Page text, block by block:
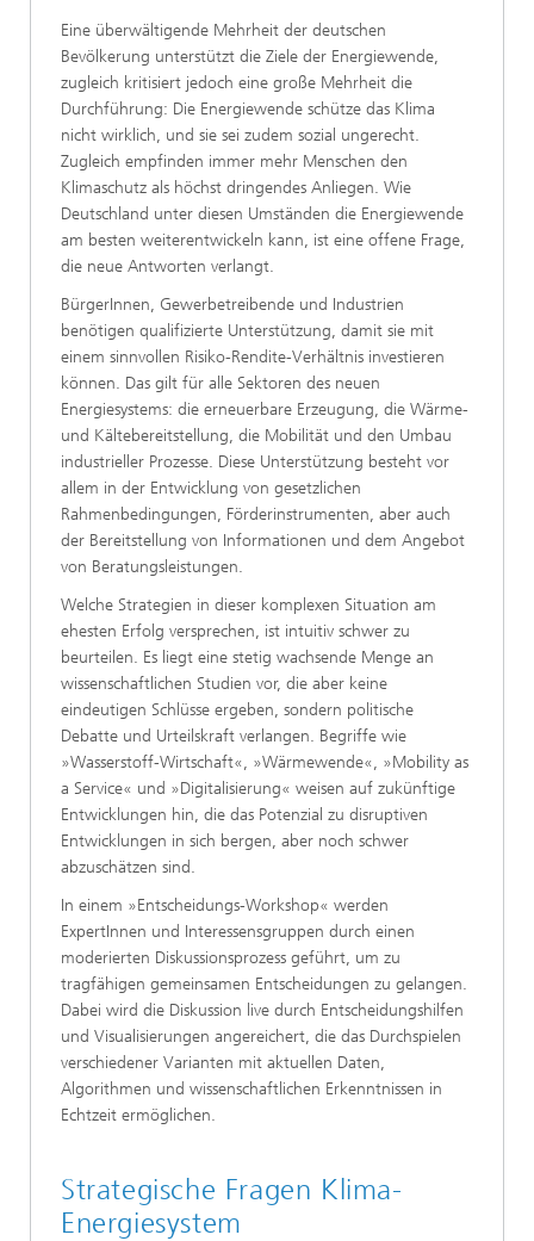
Eine überwältigende Mehrheit der deutschen
Bevölkerung unterstützt die Ziele der Energiewende,
zugleich kritisiert jedoch eine große Mehrheit die
Durchführung: Die Energiewende schütze das Klima
nicht wirklich, und sie sei zudem sozial ungerecht.
Zugleich empfinden immer mehr Menschen den
Klimaschutz als höchst dringendes Anliegen. Wie
Deutschland unter diesen Umständen die Energiewende
am besten weiterentwickeln kann, ist eine offene Frage,
die neue Antworten verlangt.
BürgerInnen, Gewerbetreibende und Industrien
benötigen qualifizierte Unterstützung, damit sie mit
einem sinnvollen Risiko-Rendite-Verhältnis investieren
können. Das gilt für alle Sektoren des neuen
Energiesystems: die erneuerbare Erzeugung, die Wärme-
und Kältebereitstellung, die Mobilität und den Umbau
industrieller Prozesse. Diese Unterstützung besteht vor
allem in der Entwicklung von gesetzlichen
Rahmenbedingungen, Förderinstrumenten, aber auch
der Bereitstellung von Informationen und dem Angebot
von Beratungsleistungen.
Welche Strategien in dieser komplexen Situation am
ehesten Erfolg versprechen, ist intuitiv schwer zu
beurteilen. Es liegt eine stetig wachsende Menge an
wissenschaftlichen Studien vor, die aber keine
eindeutigen Schlüsse ergeben, sondern politische
Debatte und Urteilskraft verlangen. Begriffe wie
»Wasserstoff-Wirtschaft«, »Wärmewende«, »Mobility as
a Service« und »Digitalisierung« weisen auf zukünftige
Entwicklungen hin, die das Potenzial zu disruptiven
Entwicklungen in sich bergen, aber noch schwer
abzuschätzen sind.
In einem »Entscheidungs-Workshop« werden
ExpertInnen und Interessensgruppen durch einen
moderierten Diskussionsprozess geführt, um zu
tragfähigen gemeinsamen Entscheidungen zu gelangen.
Dabei wird die Diskussion live durch Entscheidungshilfen
und Visualisierungen angereichert, die das Durchspielen
verschiedener Varianten mit aktuellen Daten,
Algorithmen und wissenschaftlichen Erkenntnissen in
Echtzeit ermöglichen.
Strategische Fragen Klima-
Energiesystem